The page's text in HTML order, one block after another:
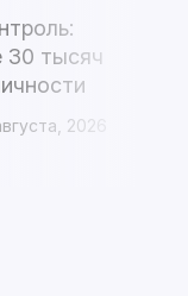
30 тысяч
2026